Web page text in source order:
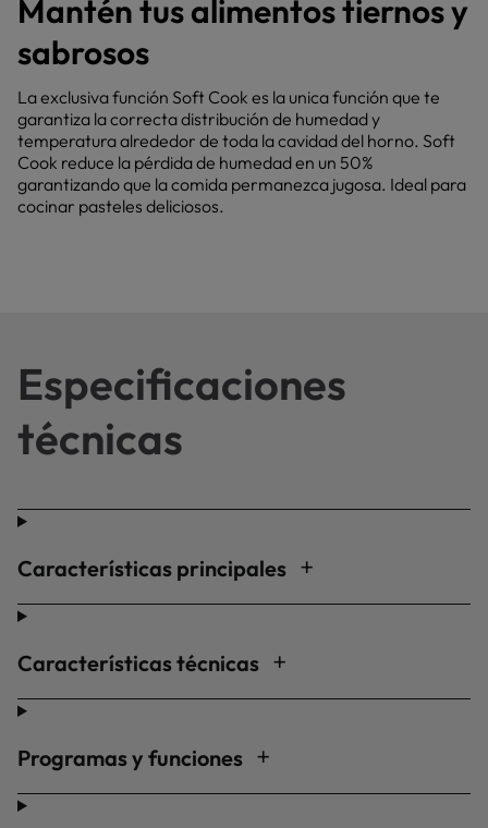
Mantén tus alimentos tiernos y
sabrosos
La exclusiva función Soft Cook es la unica función que te
garantiza la correcta distribución de humedad y
temperatura alrededor de toda la cavidad del horno. Soft
Cook reduce la pérdida de humedad en un 50%
garantizando que la comida permanezca jugosa. Ideal para
cocinar pasteles deliciosos.
Especificaciones
técnicas
Características principales
Características técnicas
Programas y funciones